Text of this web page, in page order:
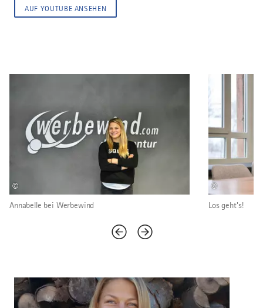
AUF YOUTUBE ANSEHEN
©
Annabelle bei Werbewind
©
Los geht's!